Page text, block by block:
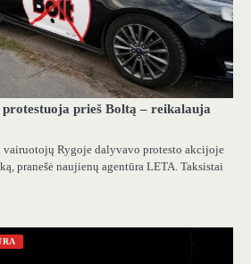
prieš Boltą – reikalauja
Rygoje dalyvavo protesto akcijoje
pranešė naujienų agentūra LETA. Taksistai